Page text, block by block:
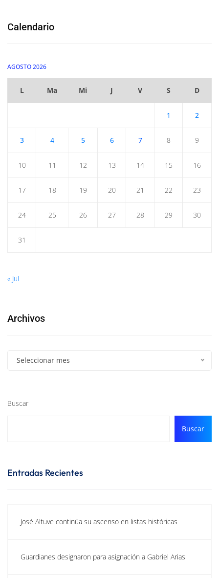
Calendario
AGOSTO 2026
L Ma Mi J V S D
1 2
3 4 5 6 7 8 9
10 11 12 13 14 15 16
17 18 19 20 21 22 23
24 25 26 27 28 29 30
31
« Jul
Archivos
Seleccionar mes
Buscar
Buscar
Entradas Recientes
José Altuve continúa su ascenso en listas históricas
Guardianes designaron para asignación a Gabriel Arias